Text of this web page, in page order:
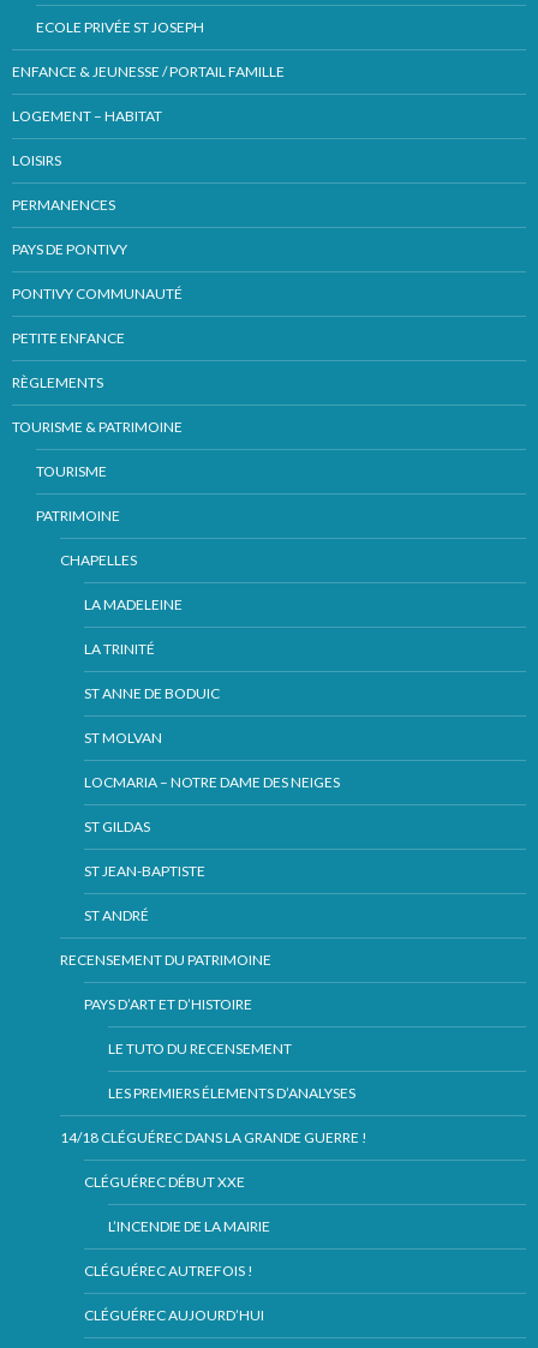
ECOLE PRIVÉE ST JOSEPH
ENFANCE & JEUNESSE / PORTAIL FAMILLE
LOGEMENT – HABITAT
LOISIRS
PERMANENCES
PAYS DE PONTIVY
PONTIVY COMMUNAUTÉ
PETITE ENFANCE
RÈGLEMENTS
TOURISME & PATRIMOINE
TOURISME
PATRIMOINE
CHAPELLES
LA MADELEINE
LA TRINITÉ
ST ANNE DE BODUIC
ST MOLVAN
LOCMARIA – NOTRE DAME DES NEIGES
ST GILDAS
ST JEAN-BAPTISTE
ST ANDRÉ
RECENSEMENT DU PATRIMOINE
PAYS D’ART ET D’HISTOIRE
LE TUTO DU RECENSEMENT
LES PREMIERS ÉLEMENTS D’ANALYSES
14/18 CLÉGUÉREC DANS LA GRANDE GUERRE !
CLÉGUÉREC DÉBUT XXE
L’INCENDIE DE LA MAIRIE
CLÉGUÉREC AUTREFOIS !
CLÉGUÉREC AUJOURD’HUI